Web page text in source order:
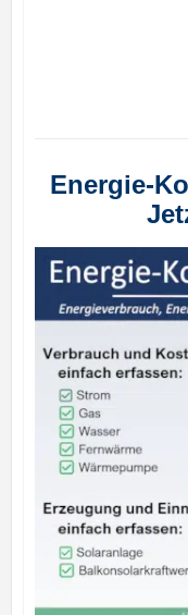
Energie-